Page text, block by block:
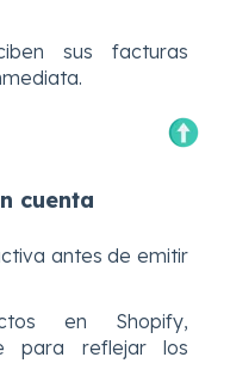
sus facturas
cuenta
antes de emitir
en Shopify,
para reflejar los